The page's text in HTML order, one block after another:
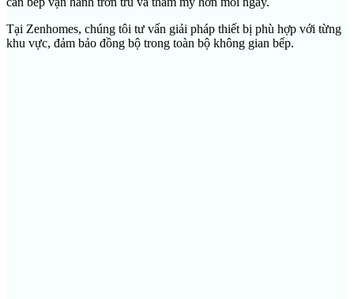
Tại Zenhomes, chúng tôi tư vấn giải pháp thiết bị phù hợp với từng
khu vực, đảm bảo đồng bộ trong toàn bộ không gian bếp.